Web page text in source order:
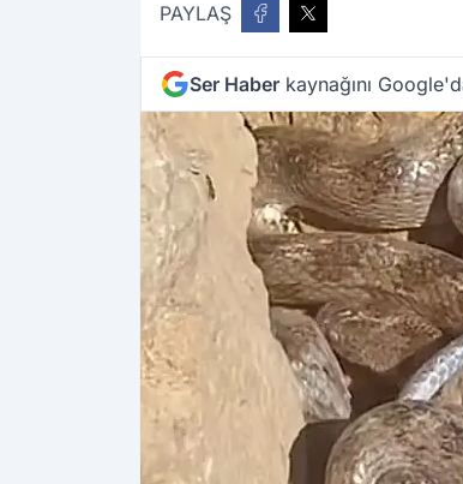
PAYLAŞ
Ser Haber kaynağını